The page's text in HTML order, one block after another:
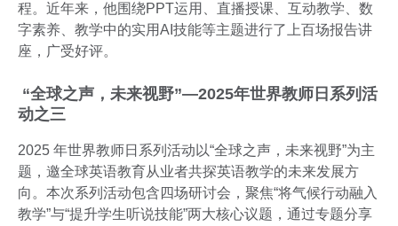
程。近年来，他围绕PPT运用、直播授课、互动教学、数
字素养、教学中的实用AI技能等主题进行了上百场报告讲
座，广受好评。
“全球之声，未来视野”—2025年世界教师日系列活
动之三
2025 年世界教师日系列活动以“全球之声，未来视野”为主
题，邀全球英语教育从业者共探英语教学的未来发展方
向。本次系列活动包含四场研讨会，聚焦“将气候行动融入
教学”与“提升学生听说技能”两大核心议题，通过专题分享